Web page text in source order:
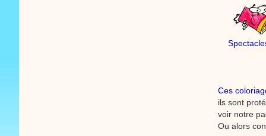
Ces
ils sont
voir notre
Ou alors